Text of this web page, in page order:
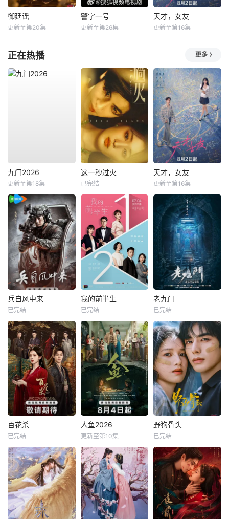
御廷谣
更新至第20集
警字一号
更新至第26集
天才，女友
更新至第16集
正在热播 更多
九门2026
更新至第18集
这一秒过火
已完结
天才，女友
更新至第16集
兵自风中来
已完结
我的前半生
已完结
老九门
已完结
百花杀
已完结
人鱼2026
更新至第10集
野狗骨头
已完结